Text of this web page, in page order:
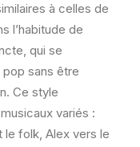
à celles de
l’habitude de
qui se
sans être
Ce style
variés :
folk, Alex vers le